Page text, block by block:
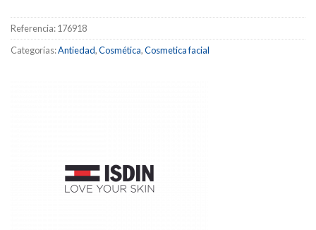
Referencia:176918
Categorías:Antiedad,Cosmética,Cosmetica facial